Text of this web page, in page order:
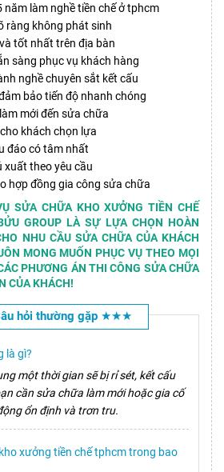
năm làm nghề tiền chế ở tphcm
ràng không phát sinh
tốt nhất trên địa bàn
sàng phục vụ khách hàng
nghề chuyên sắt kết cấu
bảo tiến độ nhanh chóng
mới đến sửa chữa
khách chọn lựa
đáo có tâm nhất
xuất theo yêu cầu
hợp đồng gia công sửa chữa
SỬA CHỮA KHO XƯỞNG TIỀN CHẾ
GROUP LÀ SỰ LỰA CHỌN HOÀN
NHU CẦU SỬA CHỮA CỦA KHÁCH
MONG MUỐN PHỤC VỤ THEO MỌI
PHƯƠNG ÁN THI CÔNG SỬA CHỮA
CỦA KHÁCH!
hỏi thường gặp ★★★
là gì?
một thời gian sẽ bị rỉ sét, kết cấu
cần sửa chữa làm mới hoặc gia cố
ổn định và trơn tru.
xưởng tiền chế tphcm trong bao